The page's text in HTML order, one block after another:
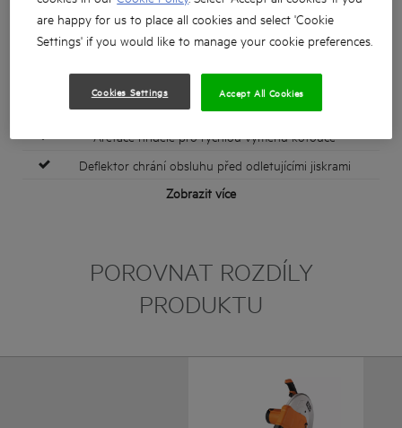
-45°/0°/45° rozmezí nastavení pokosu pomocí
rychloaretace
Aretace hřídele pro rychlou výměnu kotouče
Deflektor chrání obsluhu před odletujícími jiskrami
Zobrazit více
POROVNAT ROZDÍLY
PRODUKTU
are happy for us to place all cookies and select 'Cookie
Settings' if you would like to manage your cookie preferences.
Cookies Settings Accept All Cookies